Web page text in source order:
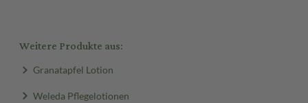
Weitere Produkte aus:
Granatapfel Lotion
Weleda Pflegelotionen